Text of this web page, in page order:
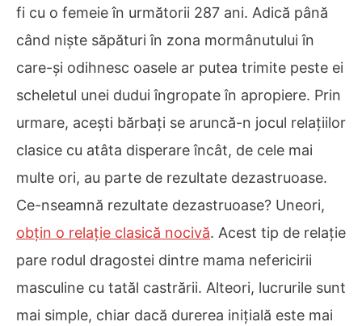
fi cu o femeie în următorii 287 ani. Adică până
când niște săpături în zona mormânutului în
care-și odihnesc oasele ar putea trimite peste ei
scheletul unei dudui îngropate în apropiere. Prin
urmare, acești bărbați se aruncă-n jocul relațiilor
clasice cu atâta disperare încât, de cele mai
multe ori, au parte de rezultate dezastruoase.
Ce-nseamnă rezultate dezastruoase? Uneori,
obțin o relație clasică nocivă. Acest tip de relație
pare rodul dragostei dintre mama nefericirii
masculine cu tatăl castrării. Alteori, lucrurile sunt
mai simple, chiar dacă durerea inițială este mai